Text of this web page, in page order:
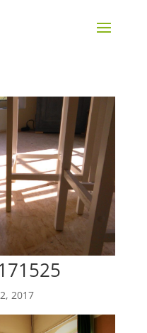
2017